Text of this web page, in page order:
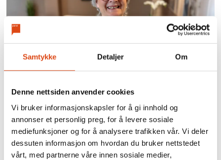
Samtykke Detaljer Om
Denne nettsiden anvender cookies
Vi bruker informasjonskapsler for å gi innhold og
annonser et personlig preg, for å levere sosiale
mediefunksjoner og for å analysere trafikken vår. Vi deler
dessuten informasjon om hvordan du bruker nettstedet
vårt, med partnerne våre innen sosiale medier,
etter 20 år i
Tannhelsesekretærenes
Forbund